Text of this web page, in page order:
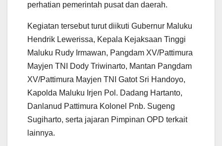
perhatian pemerintah pusat dan daerah.
Kegiatan tersebut turut diikuti Gubernur Maluku
Hendrik Lewerissa, Kepala Kejaksaan Tinggi
Maluku Rudy Irmawan, Pangdam XV/Pattimura
Mayjen TNI Dody Triwinarto, Mantan Pangdam
XV/Pattimura Mayjen TNI Gatot Sri Handoyo,
Kapolda Maluku Irjen Pol. Dadang Hartanto,
Danlanud Pattimura Kolonel Pnb. Sugeng
Sugiharto, serta jajaran Pimpinan OPD terkait
lainnya.